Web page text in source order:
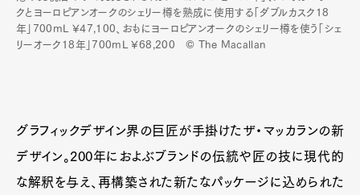
クとヨーロピアンオークのシェリー樽を熟成に使用する「ダブルカスク18
年」700mL ¥47,100、おもにヨーロピアンオークのシェリー樽を使う「シェ
リーオーク18年」700mL ¥68,200 © The Macallan
グラフィックデザイン界の巨匠が手掛けたザ・マッカランの新
デザイン。200年におよぶブランドの伝統や匠の技に現代的
な解釈を与え、再構築された新たなパッケージに込められた